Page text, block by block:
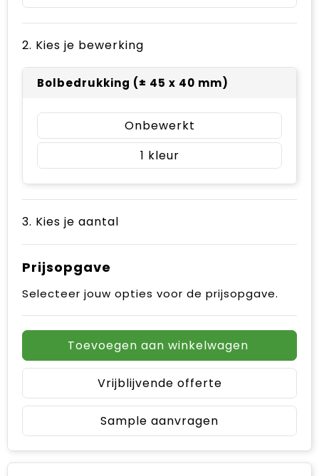
2. Kies je bewerking
Bolbedrukking (± 45 x 40 mm)
Onbewerkt
1
3. Kies je aantal
Prijsopgave
Selecteer jouw opties voor de prijsopgave.
Toevoegen aan winkelwagen
Vrijblijvende offerte
Sample aanvragen